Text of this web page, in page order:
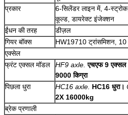
प्रकार
6-सिलेंडर लाइन में, 4-
कूल्ड, डायरेक्ट इंजेक्शन
ईंधन की तरह
डीज़ल
गियर बॉक्स
HW19710 ट्रांसमिशन,
एक्सेल
फ्रंट एक्सल मॉडल
HF9 axle. एचएफ 9
9000 किग्रा
पिछला धुरा
HC16 axle. HC16 धुरा।
2X 16000kg
ब्रेक प्रणाली